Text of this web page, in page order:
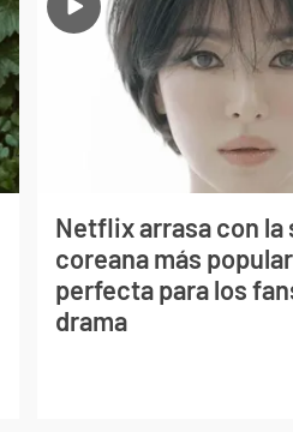
Netflix arrasa con la
coreana más
perfecta para los
drama